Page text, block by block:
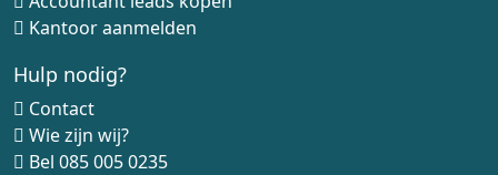
Kantoor aanmelden
Hulp nodig?
Contact
Wie zijn wij?
Bel 085 005 0235